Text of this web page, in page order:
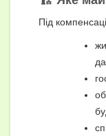
Під